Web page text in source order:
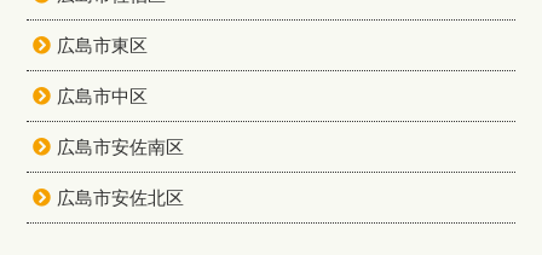
広島市東区
広島市中区
広島市安佐南区
広島市安佐北区